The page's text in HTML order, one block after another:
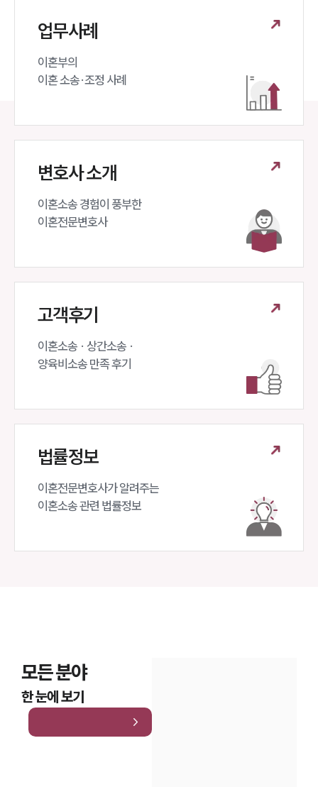
업무사례
이혼부의
이혼 소송·조정 사례
변호사 소개
이혼소송 경험이 풍부한
이혼전문변호사
고객후기
이혼소송 · 상간소송 ·
양육비소송 만족 후기
법률정보
이혼전문변호사가 알려주는
이혼소송 관련 법률정보
모든 분야
한 눈에 보기